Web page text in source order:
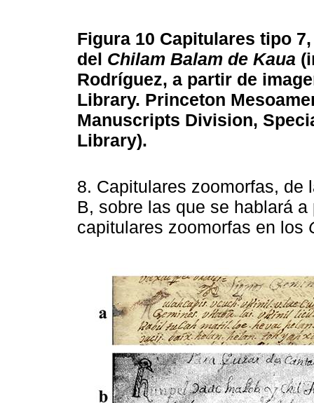
Figura 10 Capitulares tipo
del Chilam Balam de Kaua
Rodríguez, a partir de
Library. Princeton
Manuscripts Division,
Library).
8. Capitulares zoomorfas, de
B, sobre las que se hablará
capitulares zoomorfas en los